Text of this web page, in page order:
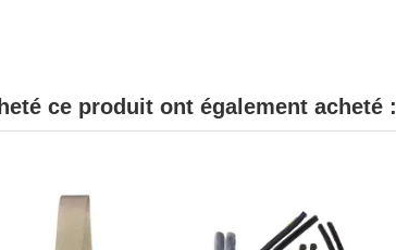
ce produit ont également acheté :